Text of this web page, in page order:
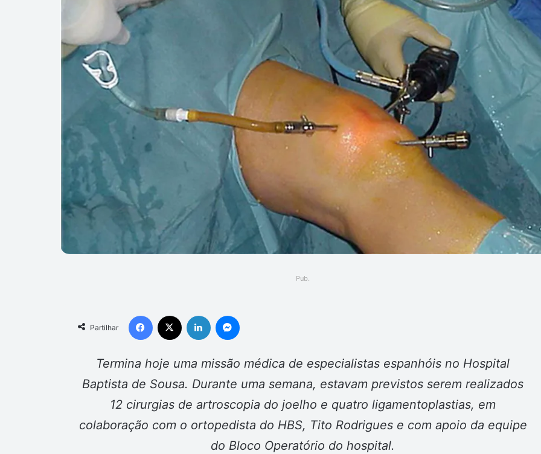
Pub.
Partilhar
Facebook Linkedin
Termina hoje uma missão médica de especialistas espanhóis no Hospital
Baptista de Sousa. Durante uma semana, estavam previstos serem realizados
12 cirurgias de artroscopia do joelho e quatro ligamentoplastias, em
colaboração com o ortopedista do HBS, Tito Rodrigues e com apoio da equipe
do Bloco Operatório do hospital.